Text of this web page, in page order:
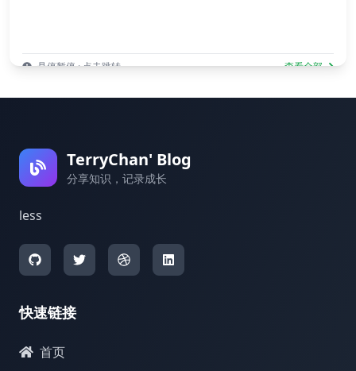
悬停暂停 · 点击跳转 查看全部
TerryChan' Blog
分享知识，记录成长
less
快速链接
首页